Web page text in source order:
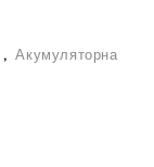
, Акумуляторна